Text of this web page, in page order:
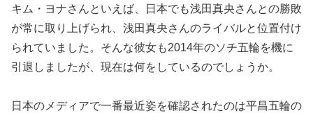
キム・ヨナさんといえば、日本でも浅田真央さんとの勝敗
が常に取り上げられ、浅田真央さんのライバルと位置付け
られていました。そんな彼女も2014年のソチ五輪を機に
引退しましたが、現在は何をしているのでしょうか。
日本のメディアで一番最近姿を確認されたのは平昌五輪の